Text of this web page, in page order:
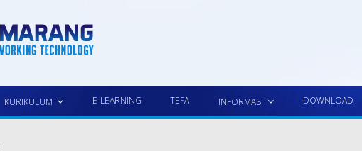
KURIKULUM E-LEARNING TEFA INFORMASI DOWNLOAD